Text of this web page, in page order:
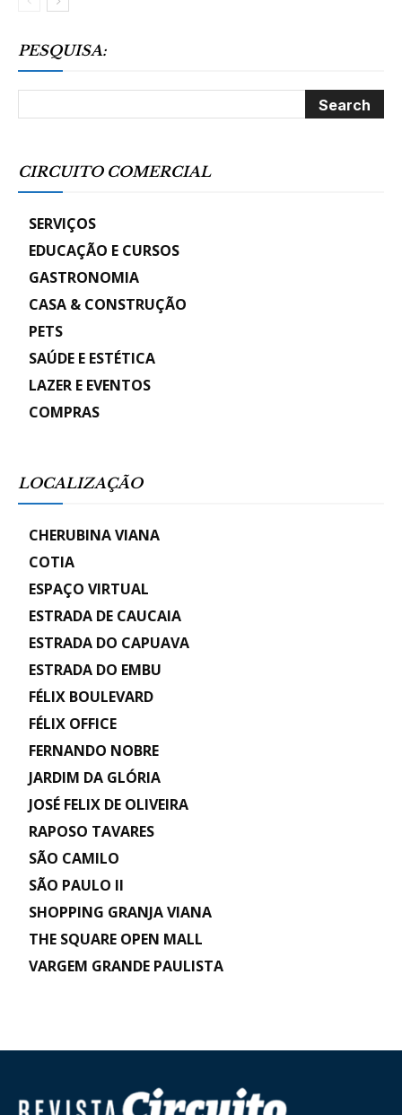
PESQUISA:
CIRCUITO COMERCIAL
SERVIÇOS
EDUCAÇÃO E CURSOS
GASTRONOMIA
CASA & CONSTRUÇÃO
PETS
SAÚDE E ESTÉTICA
LAZER E EVENTOS
COMPRAS
LOCALIZAÇÃO
CHERUBINA VIANA
COTIA
ESPAÇO VIRTUAL
ESTRADA DE CAUCAIA
ESTRADA DO CAPUAVA
ESTRADA DO EMBU
FÉLIX BOULEVARD
FÉLIX OFFICE
FERNANDO NOBRE
JARDIM DA GLÓRIA
JOSÉ FELIX DE OLIVEIRA
RAPOSO TAVARES
SÃO CAMILO
SÃO PAULO II
SHOPPING GRANJA VIANA
THE SQUARE OPEN MALL
VARGEM GRANDE PAULISTA